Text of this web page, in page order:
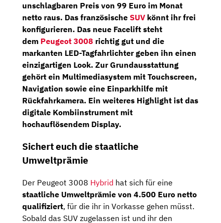
unschlagbaren Preis von 99 Euro im Monat
netto raus. Das französische SUV könnt ihr frei
konfigurieren. Das neue Facelift steht
dem Peugeot 3008 richtig gut und die
markanten LED-Tagfahrlichter geben ihn einen
einzigartigen Look. Zur Grundausstattung
gehört ein Multimediasystem mit Touchscreen,
Navigation sowie eine Einparkhilfe mit
Rückfahrkamera. Ein weiteres Highlight ist das
digitale Kombiinstrument mit
hochauflösendem Display.
Sichert euch die staatliche
Umweltprämie
Der Peugeot 3008 Hybrid hat sich für eine
staatliche Umweltprämie von 4.500 Euro netto
qualifiziert, für die ihr in Vorkasse gehen müsst.
Sobald das SUV zugelassen ist und ihr den